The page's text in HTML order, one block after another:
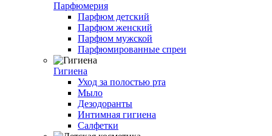
Парфюмерия
Парфюм детский
Парфюм женский
Парфюм мужской
Парфюмированные спреи
Гигиена
Уход за полостью рта
Мыло
Дезодоранты
Интимная гигиена
Салфетки